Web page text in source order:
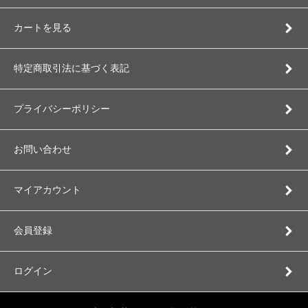
カートを見る
特定商取引法に基づく表記
プライバシーポリシー
お問い合わせ
マイアカウント
会員登録
ログイン